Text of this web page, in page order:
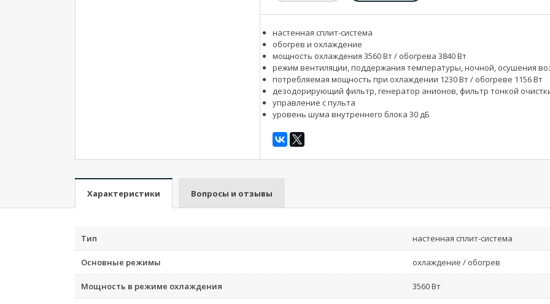
настенная сплит-система
обогрев и охлаждение
мощность охлаждения 3560 Вт / обогрева 3840 Вт
режим вентиляции, поддержания температуры, ночной, осушения
потребляемая мощность при охлаждении 1230 Вт / обогреве 1156 Вт
дезодорирующий фильтр, генератор анионов, фильтр тонкой
управление с пульта
уровень шума внутреннего блока 30 дБ
Характеристики Вопросы и отзывы
Тип настенная сплит-система
Основные режимы охлаждение / обогрев
Мощность в режиме охлаждения 3560 Вт